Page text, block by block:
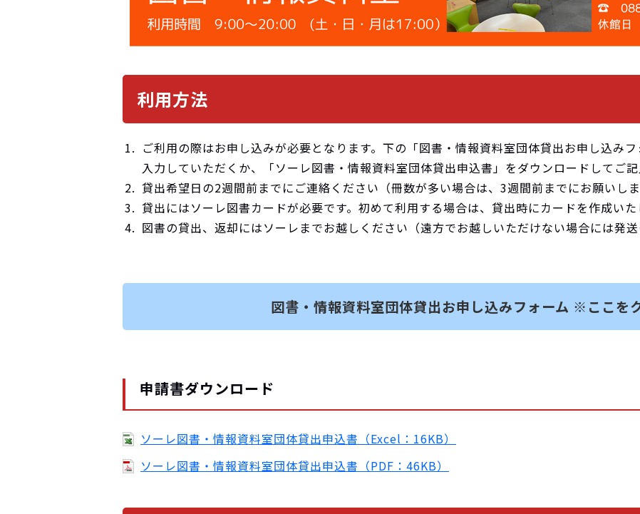
利用方法
ご利用の際はお申し込みが必要となります。下の「図書・情報資料室団体貸出お申し込み
入力していただくか、「ソーレ図書・情報資料室団体貸出申込書」をダウンロードしてご記
貸出希望日の2週間前までにご連絡ください（冊数が多い場合は、3週間前までにお願いしま
貸出にはソーレ図書カードが必要です。初めて利用する場合は、貸出時にカードを作成いた
図書の貸出、返却にはソーレまでお越しください（遠方でお越しいただけない場合には発送
図書・情報資料室団体貸出お申し込みフォーム ※ここを
申請書ダウンロード
ソーレ図書・情報資料室団体貸出申込書（Excel：16KB）
ソーレ図書・情報資料室団体貸出申込書（PDF：46KB）